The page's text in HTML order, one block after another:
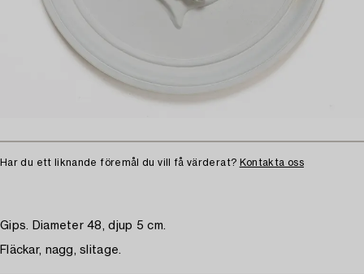
Har du ett liknande föremål du vill få värderat? Kontakta oss
Gips. Diameter 48, djup 5 cm.
Fläckar, nagg, slitage.